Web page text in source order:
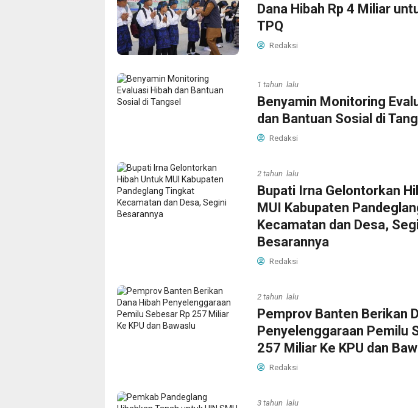
Dana Hibah Rp 4 Miliar
TPQ
Redaksi
1 tahun lalu
Benyamin Monitoring
dan Bantuan Sosial di
Redaksi
2 tahun lalu
Bupati Irna Gelontorkan
MUI Kabupaten
Kecamatan dan Desa,
Besarannya
Redaksi
2 tahun lalu
Pemprov Banten Berikan
Penyelenggaraan Pemilu
257 Miliar Ke KPU dan
Redaksi
3 tahun lalu